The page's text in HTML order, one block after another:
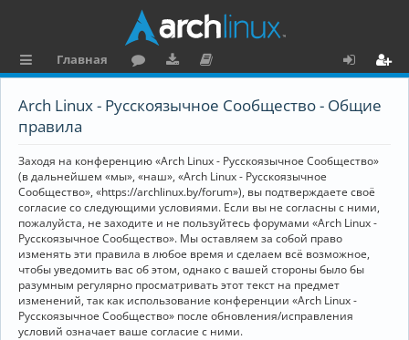
ы
к
и
Главная
ру
ру
и
ку
е
н
та
ц
и
я
о
Arch Linux - Русскоязычное Сообщество - Общие
правила
Заходя на конференцию «Arch Linux - Русскоязычное Сообщество»
(в дальнейшем «мы», «наш», «Arch Linux - Русскоязычное
Сообщество», «https://archlinux.by/forum»), вы подтверждаете своё
согласие со следующими условиями. Если вы не согласны с ними,
пожалуйста, не заходите и не пользуйтесь форумами «Arch Linux -
Русскоязычное Сообщество». Мы оставляем за собой право
изменять эти правила в любое время и сделаем всё возможное,
чтобы уведомить вас об этом, однако с вашей стороны было бы
разумным регулярно просматривать этот текст на предмет
изменений, так как использование конференции «Arch Linux -
Русскоязычное Сообщество» после обновления/исправления
условий означает ваше согласие с ними.